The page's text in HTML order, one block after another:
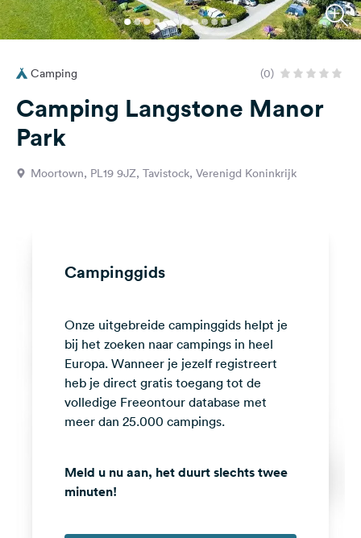
Registreren
Inloggen
Vragen &
Feedback
Taal:
Facebook
Instagram
Camping (0)
Camping Langstone Manor
Park
Moortown, PL19 9JZ, Tavistock, Verenigd Koninkrijk
Campinggids
Onze uitgebreide campinggids helpt je
bij het zoeken naar campings in heel
Europa. Wanneer je jezelf registreert
heb je direct gratis toegang tot de
volledige Freeontour database met
meer dan 25.000 campings.
Meld u nu aan, het duurt slechts twee
minuten!